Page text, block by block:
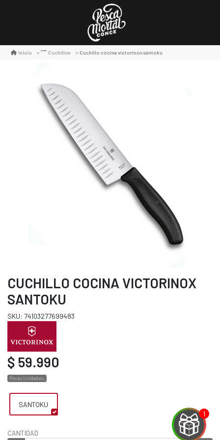
Inicio Cuchillos Cuchillo cocina victorinox santoku
CUCHILLO COCINA VICTORINOX
SANTOKU
SKU: 74103277699483
$ 59.990
Pocas Unidades.
SANTOKU
CANTIDAD